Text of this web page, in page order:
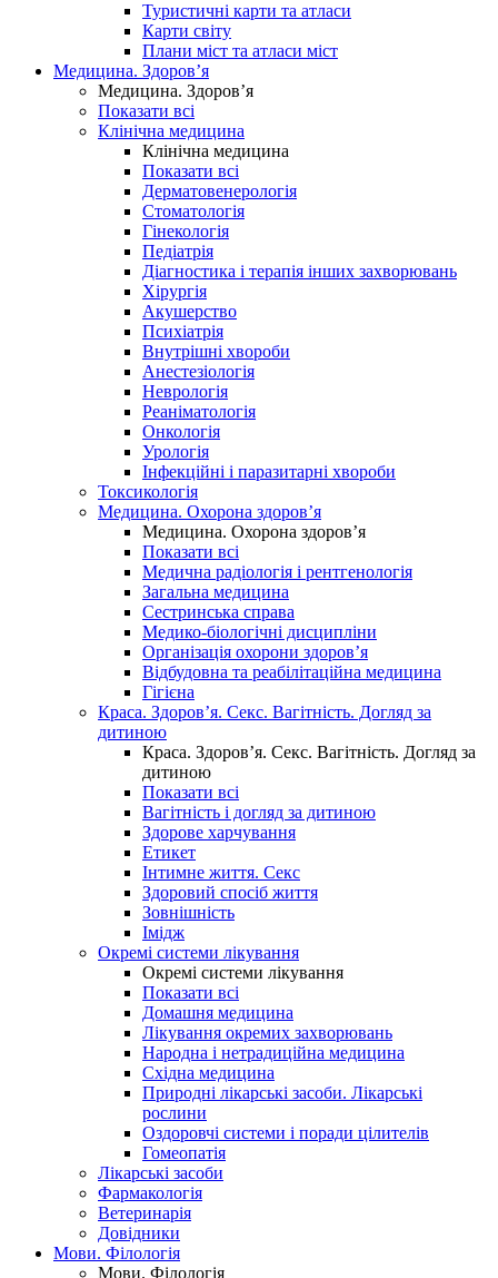
Туристичні карти та атласи
Карти світу
Плани міст та атласи міст
Медицина. Здоров’я
Медицина. Здоров’я
Показати всі
Клінічна медицина
Клінічна медицина
Показати всі
Дерматовенерологія
Стоматологія
Гінекологія
Педіатрія
Діагностика і терапія інших захворювань
Хірургія
Акушерство
Психіатрія
Внутрішні хвороби
Анестезіологія
Неврологія
Реаніматологія
Онкологія
Урологія
Інфекційні і паразитарні хвороби
Токсикологія
Медицина. Охорона здоров’я
Медицина. Охорона здоров’я
Показати всі
Медична радіологія і рентгенологія
Загальна медицина
Сестринська справа
Медико-біологічні дисципліни
Організація охорони здоров’я
Відбудовна та реабілітаційна медицина
Гігієна
Краса. Здоров’я. Секс. Вагітність. Догляд за
дитиною
Краса. Здоров’я. Секс. Вагітність. Догляд за
дитиною
Показати всі
Вагітність і догляд за дитиною
Здорове харчування
Етикет
Інтимне життя. Секс
Здоровий спосіб життя
Зовнішність
Імідж
Окремі системи лікування
Окремі системи лікування
Показати всі
Домашня медицина
Лікування окремих захворювань
Народна і нетрадиційна медицина
Східна медицина
Природні лікарські засоби. Лікарські
рослини
Оздоровчі системи і поради цілителів
Гомеопатія
Лікарські засоби
Фармакологія
Ветеринарія
Довідники
Мови. Філологія
Мови. Філологія